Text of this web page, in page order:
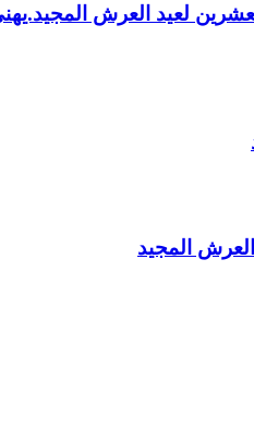
لعيد العرش